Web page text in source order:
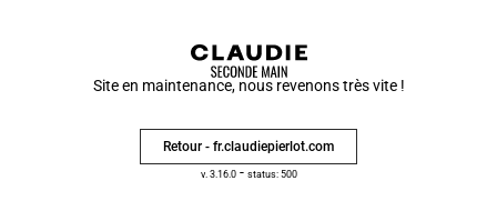
Site en maintenance, nous revenons très vite !
Retour - fr.claudiepierlot.com
v. 3.16.0- status: 500